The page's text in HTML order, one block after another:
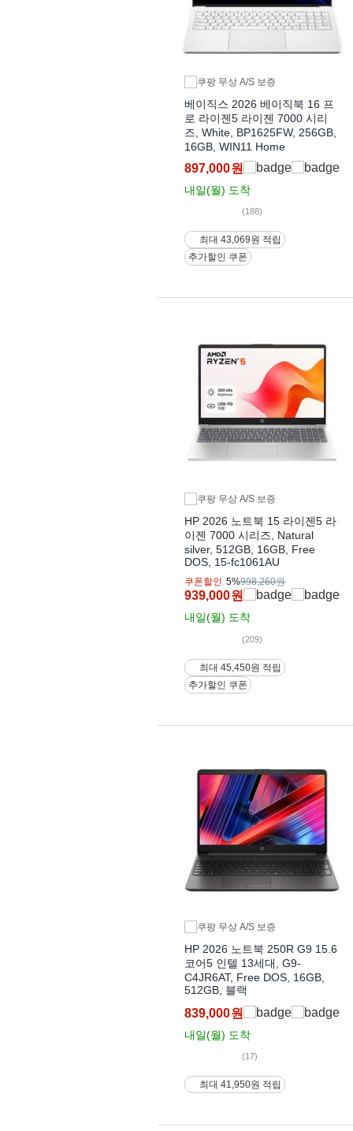
베이직스 2026 베이직북 16 프
로 라이젠5 라이젠 7000 시리
즈, White, BP1625FW, 256GB,
16GB, WIN11 Home
897,000원
내일(월) 도착
(188)
최대 43,069원 적립
추가할인 쿠폰
HP 2026 노트북 15 라이젠5 라
이젠 7000 시리즈, Natural
silver, 512GB, 16GB, Free
DOS, 15-fc1061AU
쿠폰할인 5%998,260원
939,000원
내일(월) 도착
(209)
최대 45,450원 적립
추가할인 쿠폰
HP 2026 노트북 250R G9 15.6
코어5 인텔 13세대, G9-
C4JR6AT, Free DOS, 16GB,
512GB, 블랙
839,000원
내일(월) 도착
(17)
최대 41,950원 적립